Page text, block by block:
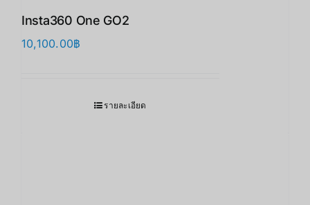
Insta360 One GO2
10,100.00฿
รายละเอียด